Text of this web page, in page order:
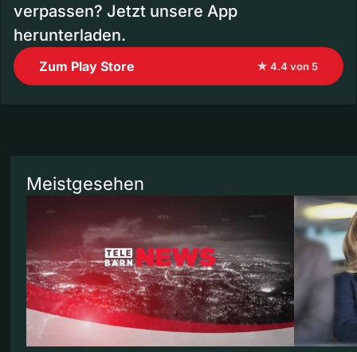
verpassen? Jetzt unsere App
herunterladen.
Zum Play Store ★ 4.4 von 5
Meistgesehen